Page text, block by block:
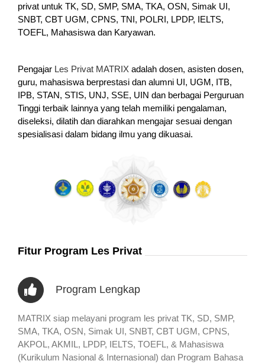
privat untuk TK, SD, SMP, SMA, TKA, OSN, Simak UI,
SNBT, CBT UGM, CPNS, TNI, POLRI, LPDP, IELTS,
TOEFL, Mahasiswa dan Karyawan.
Pengajar Les Privat MATRIX adalah dosen, asisten dosen,
guru, mahasiswa berprestasi dan alumni UI, UGM, ITB,
IPB, STAN, STIS, UNJ, SSE, UIN dan berbagai Perguruan
Tinggi terbaik lainnya yang telah memiliki pengalaman,
diseleksi, dilatih dan diarahkan mengajar sesuai dengan
spesialisasi dalam bidang ilmu yang dikuasai.
Fitur Program Les Privat
Program Lengkap
MATRIX siap melayani program les privat TK, SD, SMP,
SMA, TKA, OSN, Simak UI, SNBT, CBT UGM, CPNS,
AKPOL, AKMIL, LPDP, IELTS, TOEFL, & Mahasiswa
(Kurikulum Nasional & Internasional) dan Program Bahasa